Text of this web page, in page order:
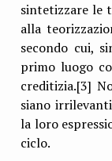
sintetizzare le
alla
secondo cui,
primo luogo
creditizia.[3]
siano
la loro
ciclo.